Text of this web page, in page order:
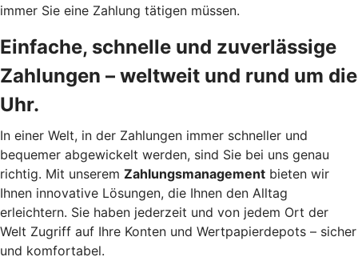
immer Sie eine Zahlung tätigen müssen.
Einfache, schnelle und zuverlässige
Zahlungen – weltweit und rund um die
Uhr.
In einer Welt, in der Zahlungen immer schneller und
bequemer abgewickelt werden, sind Sie bei uns genau
richtig. Mit unserem Zahlungsmanagement bieten wir
Ihnen innovative Lösungen, die Ihnen den Alltag
erleichtern. Sie haben jederzeit und von jedem Ort der
Welt Zugriff auf Ihre Konten und Wertpapierdepots – sicher
und komfortabel.